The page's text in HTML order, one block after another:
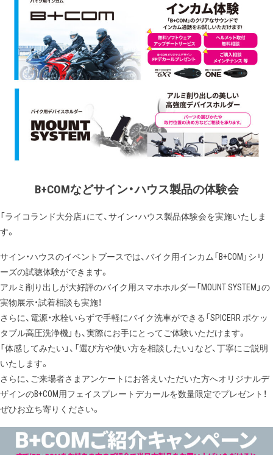
B+COMなどサイン・ハウス製品の体験会
「ライコランド大分店」にて、サイン・ハウス製品体験会を実施いたしま
す。
サイン・ハウスのイベントブースでは、バイク用インカム「B+COM」シリ
ーズの試聴体験ができます。
アルミ削り出しが大好評のバイク用スマホホルダー「MOUNT SYSTEM」の
実物展示・試着相談も実施！
さらに、電源・水栓いらずで手軽にバイク洗車ができる「SPICERR ポケッ
タブル高圧洗浄機」も、実際にお手にとってご体験いただけます。
「体感してみたい」、「選び方や使い方を相談したい」など、丁寧にご説明
いたします。
さらに、ご来場者さまアンケートにお答えいただいた方へオリジナルデ
ザインのB+COM用フェイスプレートデカールを数量限定でプレゼント！
ぜひお立ち寄りください。